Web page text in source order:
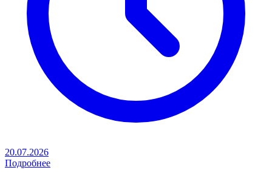
20.07.2026
Подробнее